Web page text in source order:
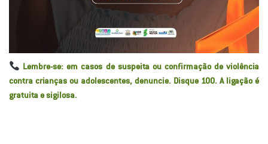
Lembre-se: em casos de suspeita ou confirmação de violência
contra crianças ou adolescentes, denuncie. Disque 100. A ligação é
gratuita e sigilosa.